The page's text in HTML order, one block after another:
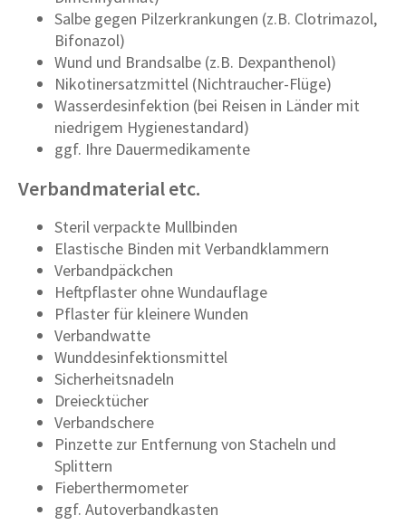
Salbe gegen Pilzerkrankungen (z.B. Clotrimazol,
Bifonazol)
Wund und Brandsalbe (z.B. Dexpanthenol)
Nikotinersatzmittel (Nichtraucher-Flüge)
Wasserdesinfektion (bei Reisen in Länder mit
niedrigem Hygienestandard)
ggf. Ihre Dauermedikamente
Verbandmaterial etc.
Steril verpackte Mullbinden
Elastische Binden mit Verbandklammern
Verbandpäckchen
Heftpflaster ohne Wundauflage
Pflaster für kleinere Wunden
Verbandwatte
Wunddesinfektionsmittel
Sicherheitsnadeln
Dreiecktücher
Verbandschere
Pinzette zur Entfernung von Stacheln und
Splittern
Fieberthermometer
ggf. Autoverbandkasten